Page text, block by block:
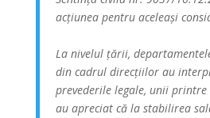
acțiunea pentru aceleași
La nivelul țării,
din cadrul direcțiilor au
prevederile legale, unii printre
au apreciat că la stabilirea